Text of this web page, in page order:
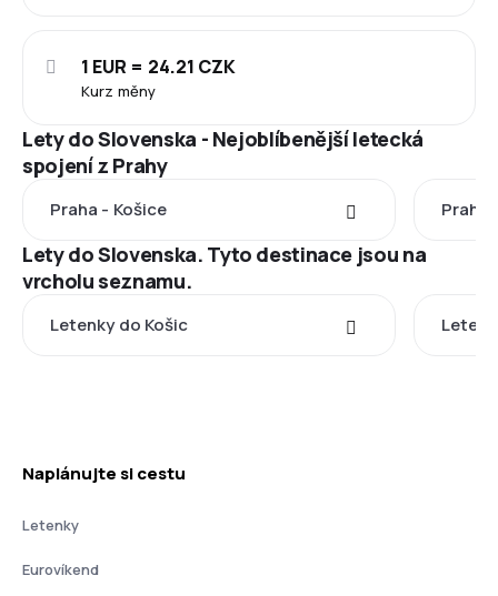
Kurz měny
1 EUR = 24.21 CZK
Lety do Slovenska - Nejoblíbenější letecká
spojení z Prahy
Praha - Košice Praha
Lety do Slovenska. Tyto destinace jsou na
vrcholu seznamu.
Letenky do Košic
Naplánujte si cestu
Letenky
Eurovíkend